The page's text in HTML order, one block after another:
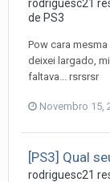
rodriguesc21
de PS3
Pow cara
deixei largado,
faltava... rsrsrsr
Novembro 15,
[PS3] Qual
rodriguesc21